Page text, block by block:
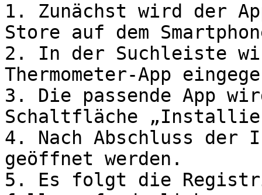
1. Zunächst wird der
Store auf dem
2. In der Suchleiste
Thermometer-App
3. Die passende App
Schaltfläche
4. Nach Abschluss der
geöffnet werden.
5. Es folgt die